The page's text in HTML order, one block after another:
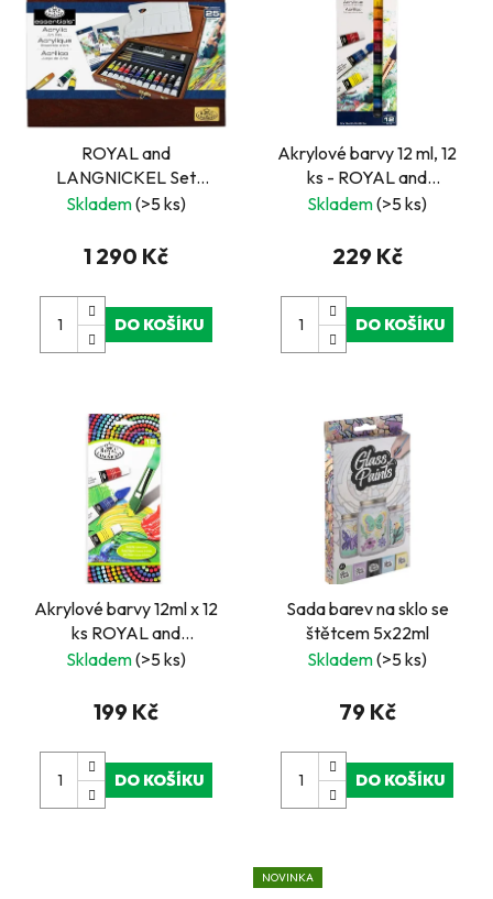
ROYAL and
LANGNICKEL Set
akrylových barev v
Skladem(>5 ks)
1 290 Kč
DO KOŠÍKU
Akrylové barvy 12 ml, 12
ks - ROYAL and
LANGNICKEL
Skladem(>5 ks)
229 Kč
DO KOŠÍKU
Akrylové barvy 12ml x 12
ks ROYAL and
LANGNICKEL
Skladem(>5 ks)
199 Kč
DO KOŠÍKU
Sada barev na sklo se
štětcem 5x22ml
Skladem(>5 ks)
79 Kč
DO KOŠÍKU
NOVINKA